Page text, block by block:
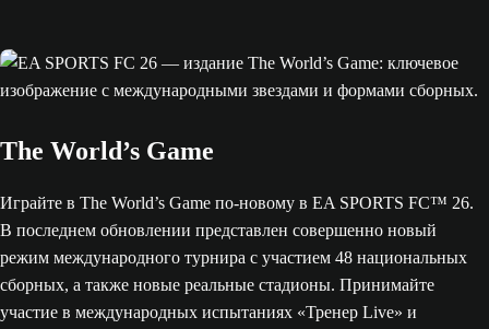
The World’s Game
Играйте в The World’s Game по-новому в EA SPORTS FC™ 26.
В последнем обновлении представлен совершенно новый
режим международного турнира с участием 48 национальных
сборных, а также новые реальные стадионы. Принимайте
участие в международных испытаниях «Тренер Live» и